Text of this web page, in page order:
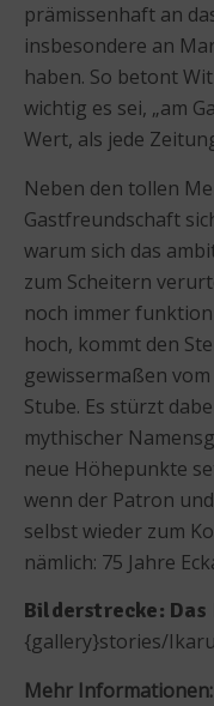
prämissenhaft an
insbesondere an
haben. So betont
wichtig es sei, „am
Wert, als jede
Neben den tollen
Gastfreundschaft
warum sich das
zum Scheitern
noch immer
hoch, kommt den
gewissermaßen
Stube. Es stürzt
mythischer
neue Höhepunkte
wenn der Patron
selbst wieder zum
nämlich: 75 Jahre
Bilderstrecke: Das
{gallery}stories/
Mehr Informationen: